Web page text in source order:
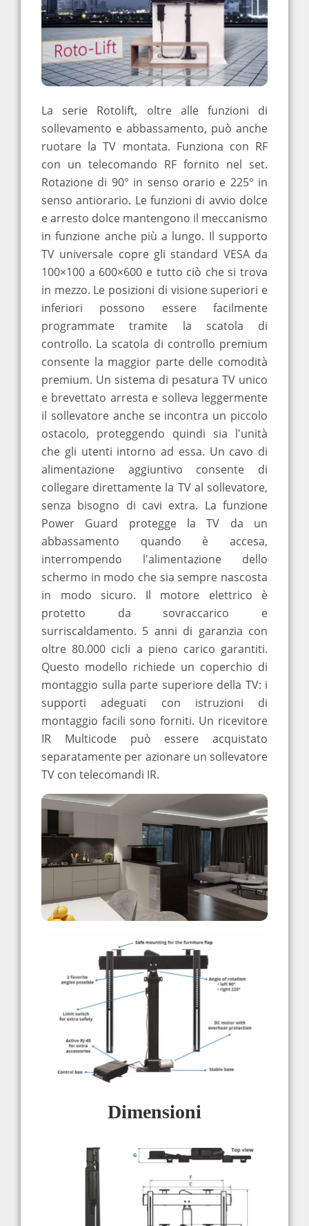
La serie Rotolift, oltre alle funzioni di
sollevamento e abbassamento, può anche
ruotare la TV montata. Funziona con RF
con un telecomando RF fornito nel set.
Rotazione di 90° in senso orario e 225° in
senso antiorario. Le funzioni di avvio dolce
e arresto dolce mantengono il meccanismo
in funzione anche più a lungo. Il supporto
TV universale copre gli standard VESA da
100×100 a 600×600 e tutto ciò che si trova
in mezzo. Le posizioni di visione superiori e
inferiori possono essere facilmente
programmate tramite la scatola di
controllo. La scatola di controllo premium
consente la maggior parte delle comodità
premium. Un sistema di pesatura TV unico
e brevettato arresta e solleva leggermente
il sollevatore anche se incontra un piccolo
ostacolo, proteggendo quindi sia l'unità
che gli utenti intorno ad essa. Un cavo di
alimentazione aggiuntivo consente di
collegare direttamente la TV al sollevatore,
senza bisogno di cavi extra. La funzione
Power Guard protegge la TV da un
abbassamento quando è accesa,
interrompendo l'alimentazione dello
schermo in modo che sia sempre nascosta
in modo sicuro. Il motore elettrico è
protetto da sovraccarico e
surriscaldamento. 5 anni di garanzia con
oltre 80.000 cicli a pieno carico garantiti.
Questo modello richiede un coperchio di
montaggio sulla parte superiore della TV: i
supporti adeguati con istruzioni di
montaggio facili sono forniti. Un ricevitore
IR Multicode può essere acquistato
separatamente per azionare un sollevatore
TV con telecomandi IR.
Dimensioni